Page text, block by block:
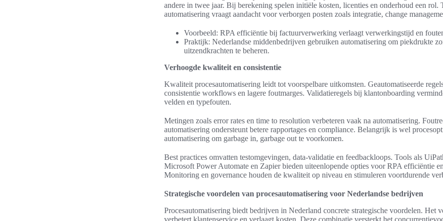
andere in twee jaar. Bij berekening spelen initiële kosten, licenties en onderhoud een rol.
automatisering vraagt aandacht voor verborgen posten zoals integratie, change
Voorbeeld: RPA efficiëntie bij factuurverwerking verlaagt verwerkingstijd en
Praktijk: Nederlandse middenbedrijven gebruiken automatisering om piekdrukte
uitzendkrachten te beheren.
Verhoogde kwaliteit en consistentie
Kwaliteit procesautomatisering leidt tot voorspelbare uitkomsten. Geautomatiseerde
consistentie workflows en lagere foutmarges. Validatieregels bij klantonboarding
velden en typefouten.
Metingen zoals error rates en time to resolution verbeteren vaak na automatisering.
automatisering ondersteunt betere rapportages en compliance. Belangrijk is wel
automatisering om garbage in, garbage out te voorkomen.
Best practices omvatten testomgevingen, data-validatie en feedbackloops. Tools als
Microsoft Power Automate en Zapier bieden uiteenlopende opties voor RPA efficiëntie
Monitoring en governance houden de kwaliteit op niveau en stimuleren voortdurende
Strategische voordelen van procesautomatisering voor Nederlandse bedrijven
Procesautomatisering biedt bedrijven in Nederland concrete strategische voordelen. Het
verbetert klantenservice en verlaagt kosten. Deze combinatie versterkt het